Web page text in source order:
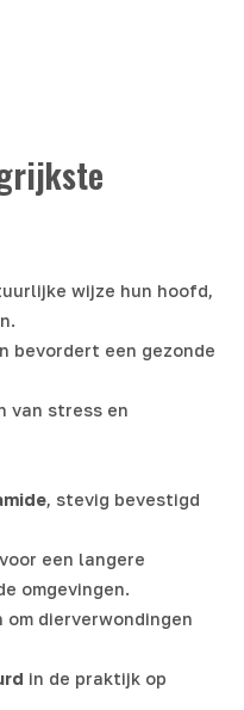
wijze hun hoofd,
bevordert een gezonde
van stress en
, stevig bevestigd
een langere
omgevingen.
dierverwondingen
in de praktijk op